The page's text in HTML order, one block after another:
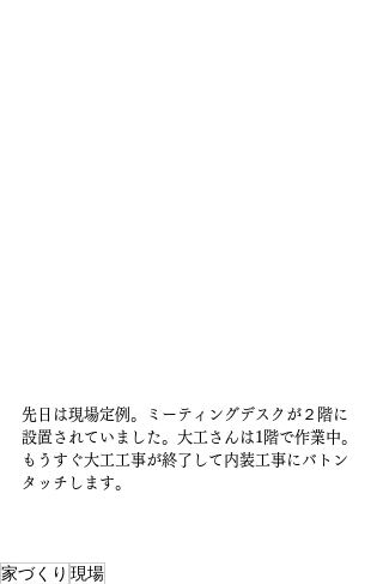
先日は現場定例。ミーティングデスクが２階に
設置されていました。大工さんは1階で作業中。
もうすぐ大工工事が終了して内装工事にバトン
タッチします。
家づくり 現場